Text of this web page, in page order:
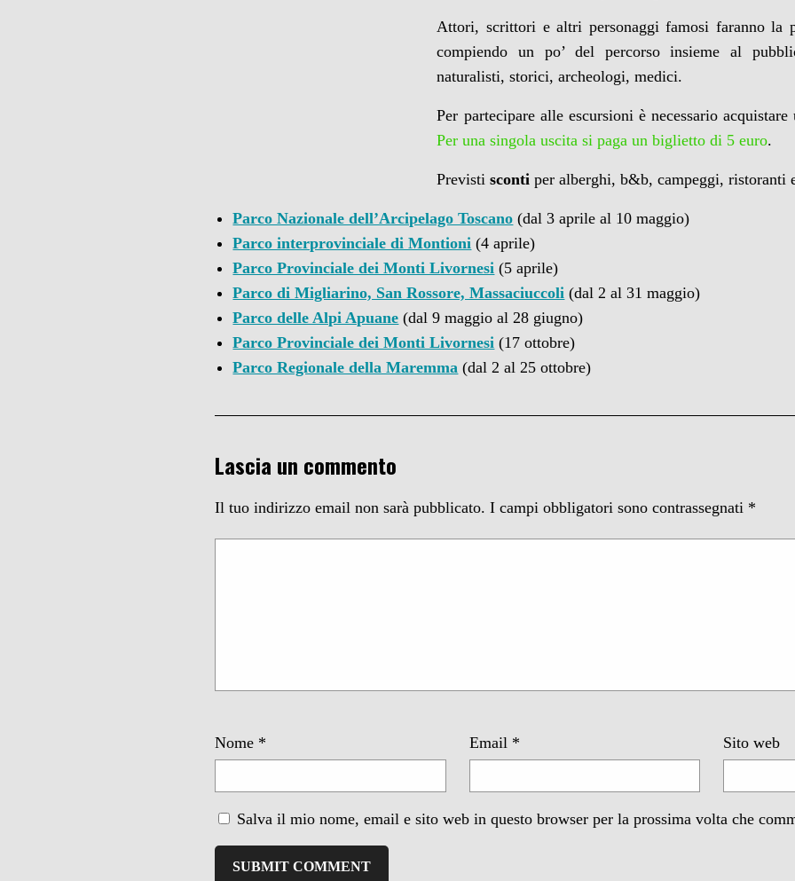
Attori, scrittori e altri personaggi famosi faranno la
compiendo un po’ del percorso insieme al
naturalisti, storici, archeologi, medici.
Per partecipare alle escursioni è necessario
Per una singola uscita si paga un biglietto di 5 euro.
Previstiscontiper alberghi, b&b, campeggi, ristoranti
Parco Nazionale dell’Arcipelago Toscano (dal 3 aprile al 10 maggio)
Parco interprovinciale di Montioni (4 aprile)
Parco Provinciale dei Monti Livornesi (5 aprile)
Parco di Migliarino, San Rossore, Massaciuccoli (dal 2 al 31 maggio)
Parco delle Alpi Apuane (dal 9 maggio al 28 giugno)
Parco Provinciale dei Monti Livornesi (17 ottobre)
Parco Regionale della Maremma (dal 2 al 25 ottobre)
Lascia un commento
Il tuo indirizzo email non sarà pubblicato. I campi obbligatori sono contrassegnati *
Nome * Email * Sito web
Salva il mio nome, email e sito web in questo browser per la prossima volta che